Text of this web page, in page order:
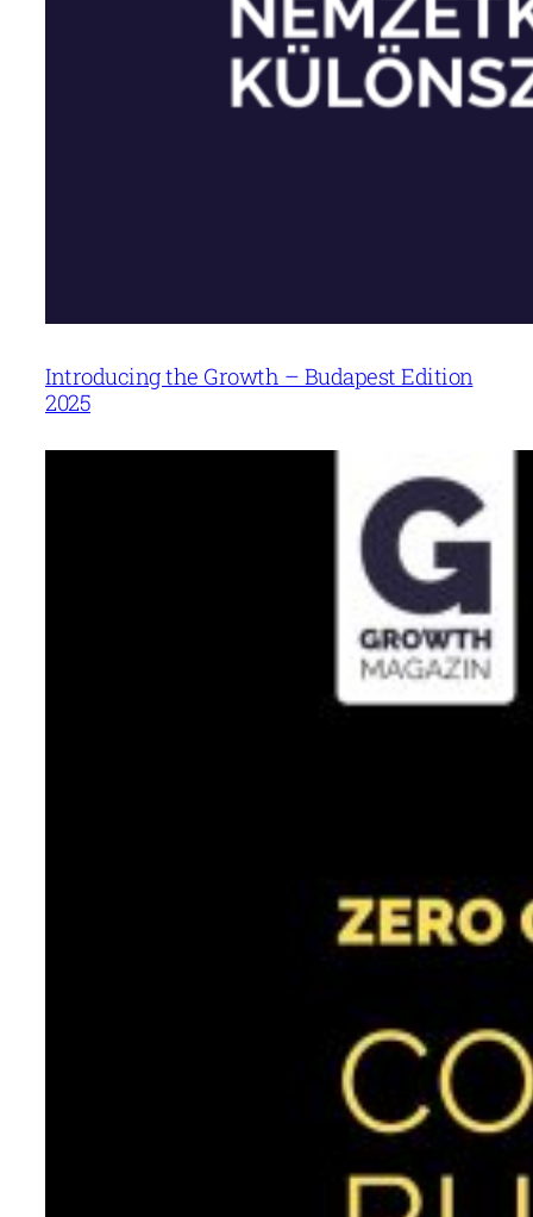
Introducing the Growth – Budapest Edition
2025